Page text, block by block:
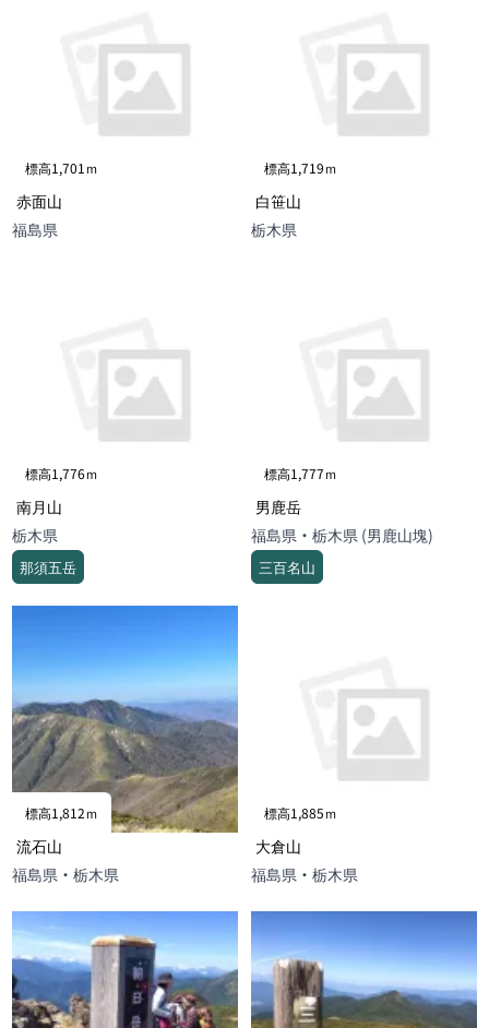
標高1,701ｍ
赤面山
福島県
標高1,719ｍ
白笹山
栃木県
標高1,776ｍ
南月山
栃木県
那須五岳
標高1,777ｍ
男鹿岳
福島県・栃木県 (男鹿山塊)
三百名山
標高1,812ｍ
流石山
福島県・栃木県
標高1,885ｍ
大倉山
福島県・栃木県